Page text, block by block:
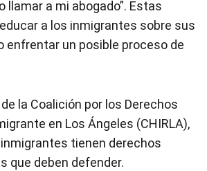
llamar a mi abogado”. Estas
a los inmigrantes sobre sus
enfrentar un posible proceso de
la Coalición por los Derechos
en Los Ángeles (CHIRLA),
tienen derechos
que deben defender.